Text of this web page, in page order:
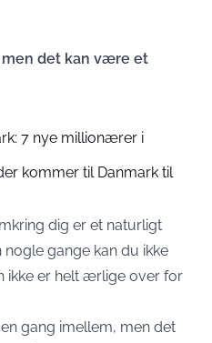
det kan være et
7 nye millionærer i
kommer til Danmark til
dig er et naturligt
nogle gange kan du ikke
ikke er helt ærlige over for
gang imellem, men det